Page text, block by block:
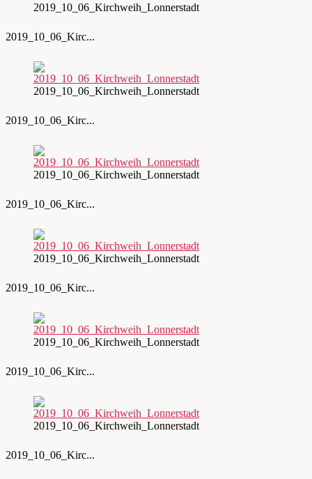
2019_10_06_Kirchweih_Lonnerstadt
2019_10_06_Kirc...
2019_10_06_Kirchweih_Lonnerstadt
2019_10_06_Kirc...
2019_10_06_Kirchweih_Lonnerstadt
2019_10_06_Kirc...
2019_10_06_Kirchweih_Lonnerstadt
2019_10_06_Kirc...
2019_10_06_Kirchweih_Lonnerstadt
2019_10_06_Kirc...
2019_10_06_Kirchweih_Lonnerstadt
2019_10_06_Kirc...